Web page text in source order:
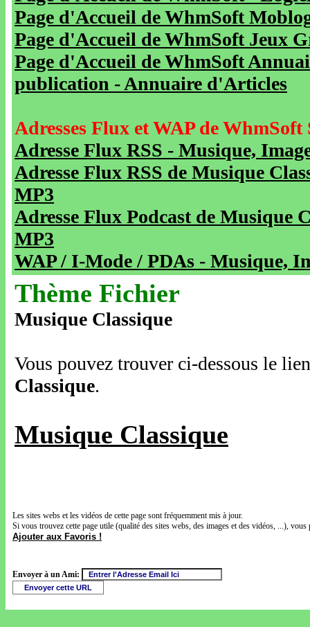
Page d'Accueil de WhmSoft
Page d'Accueil de WhmSoft Jeux
Page d'Accueil de WhmSoft
publication - Annuaire d'Articles
Adresses Flux et WAP de WhmSoft
Adresse Flux RSS - Musique,
Adresse Flux RSS de Musique
MP3
Adresse Flux Podcast de Musique
MP3
WAP / I-Mode / PDAs - Musique,
Thème Fichier
Musique Classique
Vous pouvez trouver ci-dessous le
Classique.
Musique Classique
Les sites webs et les vidéos de cette page sont fréquemment mis à jour.
Si vous trouvez cette page utile (qualité des sites webs, des images et des vidéos, ...),
Ajouter aux Favoris !
Envoyer à un Ami: